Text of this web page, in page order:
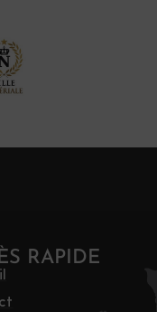
RAPIDE